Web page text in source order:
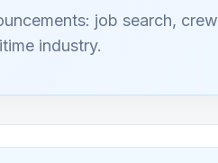
job search, crew
industry.